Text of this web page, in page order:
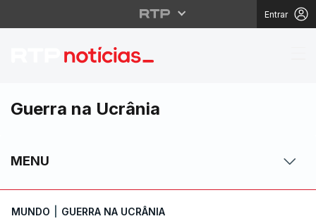
Entrar
Ataque russo a Kiev
Guerra na Ucrânia
MENU
MUNDO GUERRA NA UCRÂNIA